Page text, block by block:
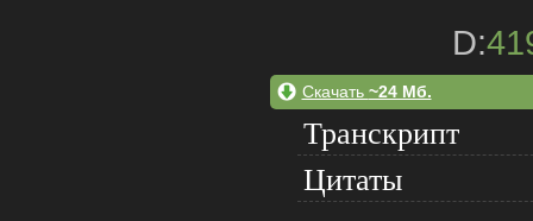
D:
Скачать ~24 Мб.
Транскрипт
Цитаты